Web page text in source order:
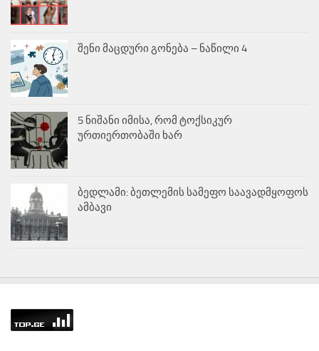
შენი მაცდური გონება – ნაწილი 4
5 ნიშანი იმისა, რომ ტოქსიკურ
ურთიერთობაში ხარ
ბედლამი: ბეთლემის სამეფო საავადმყოფოს
ამბავი